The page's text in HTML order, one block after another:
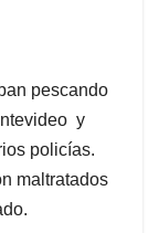
pescando
y
policías.
maltratados